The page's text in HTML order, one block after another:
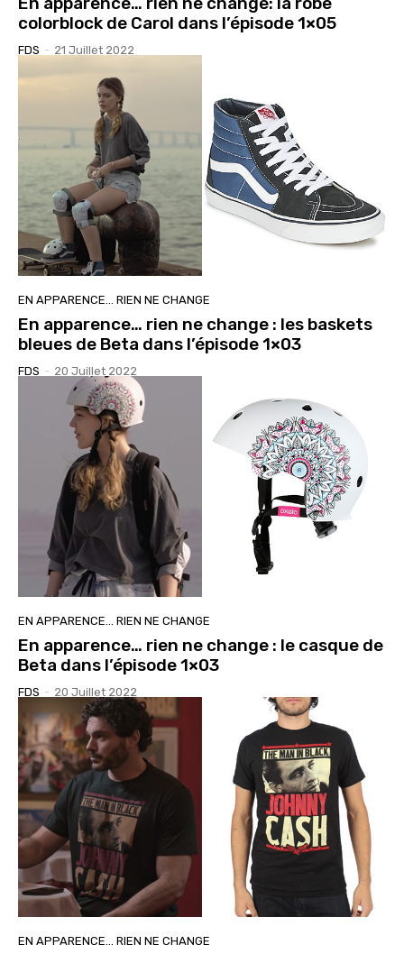
colorblock de Carol dans l’épisode 1×05
FDS - 21 Juillet 2022
EN APPARENCE… RIEN NE CHANGE
En apparence… rien ne change : les baskets
bleues de Beta dans l’épisode 1×03
FDS - 20 Juillet 2022
EN APPARENCE… RIEN NE CHANGE
En apparence… rien ne change : le casque de
Beta dans l’épisode 1×03
FDS - 20 Juillet 2022
EN APPARENCE… RIEN NE CHANGE